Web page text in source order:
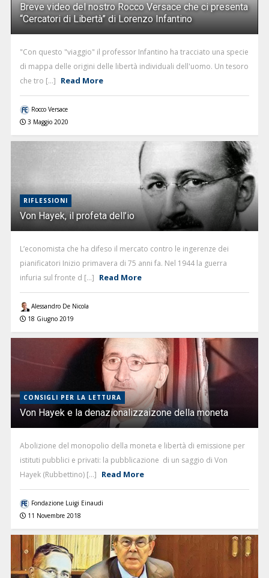
Breve video del nostro Rocco Versace che ci presenta
“Cercatori di Libertà” di Lorenzo Infantino
"Con questo "viaggio" il professor Infantino ha tracciato una specie
di mappa delle origini delle libertà individuali dell'uomo. Un tesoro
che tro [...] Read More
Rocco Versace
3 Maggio 2020
RIFLESSIONI
Von Hayek, il profeta dell’io
L’economista che ha difeso il mercato contro le ingerenze dei
pianificatori Inizio primavera di 75 anni fa. Nel 1944 la guerra
infuria sul fronte d [...] Read More
Alessandro De Nicola
18 Giugno 2019
CONSIGLI PER LA LETTURA
Von Hayek e la denazionalizzaizone della moneta
Abolizione del monopolio della moneta e libertà di emissione per
istituti pubblici e privati: la pubblicazione di un saggio di Von
Hayek (Rubbettino) [...] Read More
Fondazione Luigi Einaudi
11 Novembre 2018